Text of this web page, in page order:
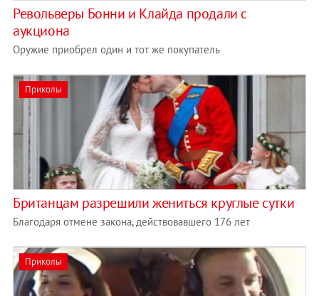
Револьверы Бонни и Клайда продали с
аукциона
Оружие приобрел один и тот же покупатель
Приколы
Британцам разрешили жениться круглые сутки
Благодаря отмене закона, действовавшего 176 лет
Приколы